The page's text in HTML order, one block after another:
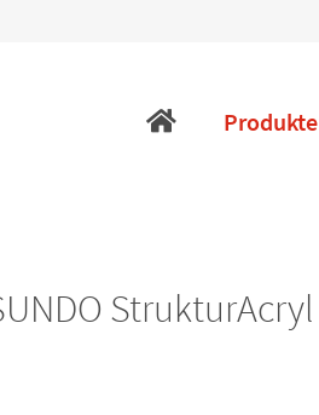
überspringenProdukte
StrukturAcryl